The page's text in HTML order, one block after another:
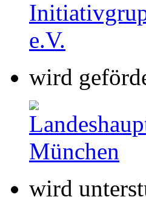
wird
wird